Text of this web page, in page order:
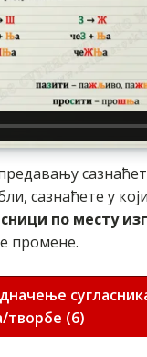
сазнаћете у
по месту
промене.
творбе (6)